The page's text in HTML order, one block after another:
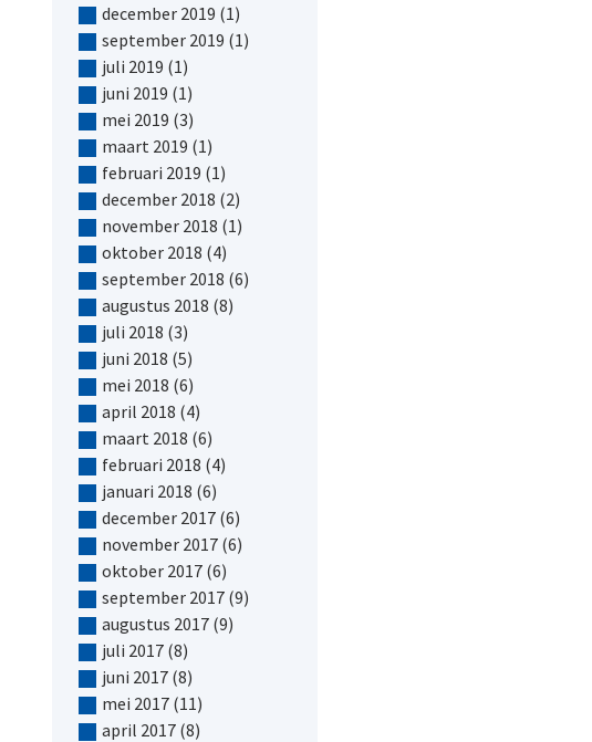
december 2019 (1)
september 2019 (1)
juli 2019 (1)
juni 2019 (1)
mei 2019 (3)
maart 2019 (1)
februari 2019 (1)
december 2018 (2)
november 2018 (1)
oktober 2018 (4)
september 2018 (6)
augustus 2018 (8)
juli 2018 (3)
juni 2018 (5)
mei 2018 (6)
april 2018 (4)
maart 2018 (6)
februari 2018 (4)
januari 2018 (6)
december 2017(6)
november 2017(6)
oktober 2017(6)
september 2017(9)
augustus 2017(9)
juli 2017(8)
juni 2017(8)
mei 2017(11)
april 2017(8)